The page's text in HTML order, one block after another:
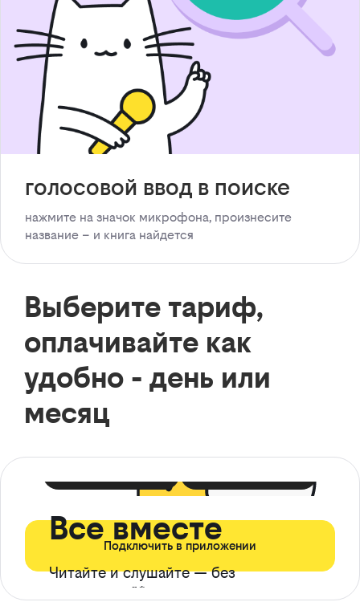
голосовой ввод в поиске
нажмите на значок микрофона, произнесите
название – и книга найдется
Выберите тариф,
оплачивайте как
удобно - день или
месяц
Все вместе
Читайте и слушайте — без
ограничений*
Подключить в приложении